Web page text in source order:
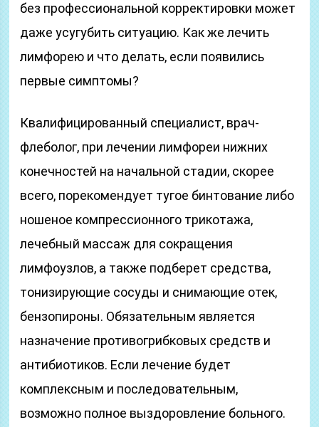
без профессиональной корректировки может
даже усугубить ситуацию. Как же лечить
лимфорею и что делать, если появились
первые симптомы?
Квалифицированный специалист, врач-
флеболог, при лечении лимфореи нижних
конечностей на начальной стадии, скорее
всего, порекомендует тугое бинтование либо
ношеное компрессионного трикотажа,
лечебный массаж для сокращения
лимфоузлов, а также подберет средства,
тонизирующие сосуды и снимающие отек,
бензопироны. Обязательным является
назначение противогрибковых средств и
антибиотиков. Если лечение будет
комплексным и последовательным,
возможно полное выздоровление больного.